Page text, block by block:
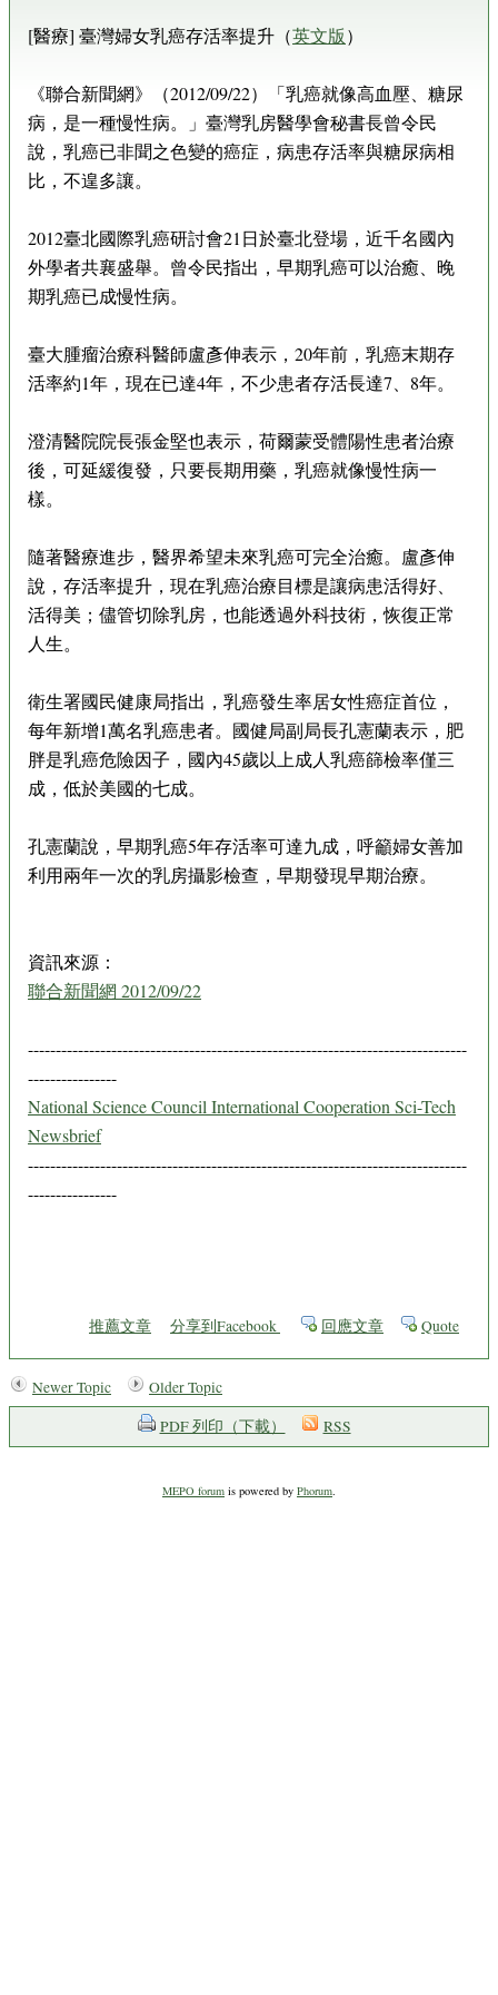
[醫療] 臺灣婦女乳癌存活率提升（英文版）
《聯合新聞網》（2012/09/22）「乳癌就像高血壓、糖尿
病，是一種慢性病。」臺灣乳房醫學會秘書長曾令民
說，乳癌已非聞之色變的癌症，病患存活率與糖尿病相
比，不遑多讓。
2012臺北國際乳癌研討會21日於臺北登場，近千名國內
外學者共襄盛舉。曾令民指出，早期乳癌可以治癒、晚
期乳癌已成慢性病。
臺大腫瘤治療科醫師盧彥伸表示，20年前，乳癌末期存
活率約1年，現在已達4年，不少患者存活長達7、8年。
澄清醫院院長張金堅也表示，荷爾蒙受體陽性患者治療
後，可延緩復發，只要長期用藥，乳癌就像慢性病一
樣。
隨著醫療進步，醫界希望未來乳癌可完全治癒。盧彥伸
說，存活率提升，現在乳癌治療目標是讓病患活得好、
活得美；儘管切除乳房，也能透過外科技術，恢復正常
人生。
衛生署國民健康局指出，乳癌發生率居女性癌症首位，
每年新增1萬名乳癌患者。國健局副局長孔憲蘭表示，肥
胖是乳癌危險因子，國內45歲以上成人乳癌篩檢率僅三
成，低於美國的七成。
孔憲蘭說，早期乳癌5年存活率可達九成，呼籲婦女善加
利用兩年一次的乳房攝影檢查，早期發現早期治療。
資訊來源：
聯合新聞網 2012/09/22
-------------------------------------------------------------------------------
----------------
National Science Council International Cooperation Sci-Tech
Newsbrief
-------------------------------------------------------------------------------
----------------
推薦文章 分享到Facebook 回應文章 Quote
Newer Topic
Older Topic
PDF 列印（下載）
RSS
MEPO forum is powered by Phorum.